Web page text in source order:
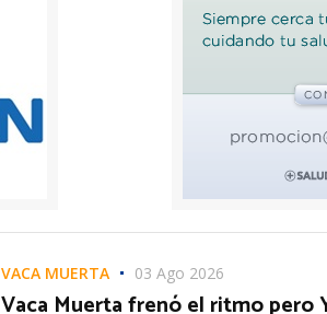
VACA MUERTA 03 Ago 2026
Vaca Muerta frenó el ritmo pero